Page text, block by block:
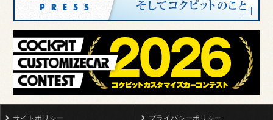
サイトポリシー プライバシーポリシー